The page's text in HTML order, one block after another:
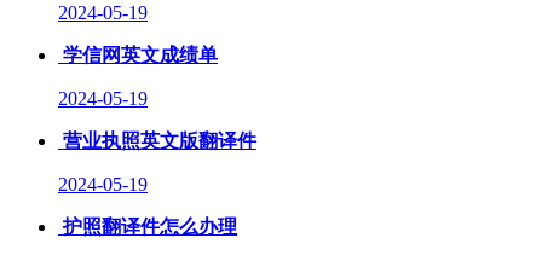
2024-05-19
学信网英文成绩单
2024-05-19
营业执照英文版翻译件
2024-05-19
护照翻译件怎么办理